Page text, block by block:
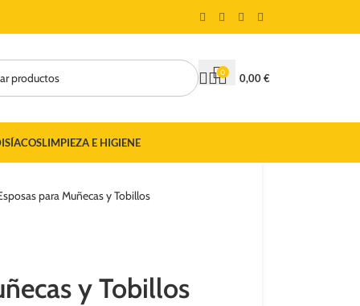
0 0,00€
LIMPIEZA E HIGIENE
para Muñecas y Tobillos
y Tobillos
🏷️ CUPÓN DE DESCUENTO DE BIENVENIDA DEL 5% CON EL